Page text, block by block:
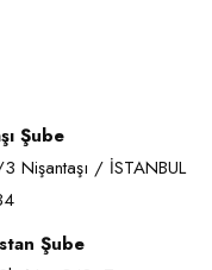
Şube
Nişantaşı / İSTANBUL
Şube